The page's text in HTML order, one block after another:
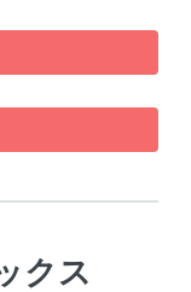
クス